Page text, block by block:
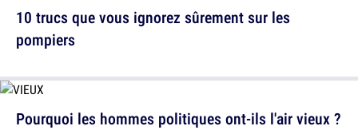
10 trucs que vous ignorez sûrement sur les
pompiers
Pourquoi les hommes politiques ont-ils l'air vieux ?